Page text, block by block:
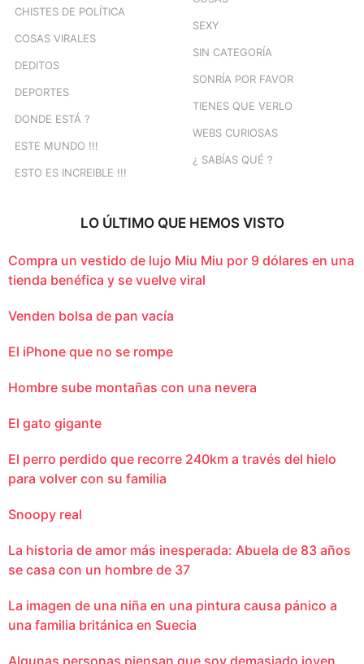
CHISTES DE POLÍTICA
COSAS VIRALES
DEDITOS
DEPORTES
DONDE ESTÁ ?
ESTE MUNDO !!!
ESTO ES INCREIBLE !!!
SEXY
SIN CATEGORÍA
SONRÍA POR FAVOR
TIENES QUE VERLO
WEBS CURIOSAS
¿ SABÍAS QUÉ ?
LO ÚLTIMO QUE HEMOS VISTO
Compra un vestido de lujo Miu Miu por 9 dólares en una
tienda benéfica y se vuelve viral
Venden bolsa de pan vacía
El iPhone que no se rompe
Hombre sube montañas con una nevera
El gato gigante
El perro perdido que recorre 240km a través del hielo
para volver con su familia
Snoopy real
La historia de amor más inesperada: Abuela de 83 años
se casa con un hombre de 37
La imagen de una niña en una pintura causa pánico a
una familia británica en Suecia
Algunas personas piensan que soy demasiado joven